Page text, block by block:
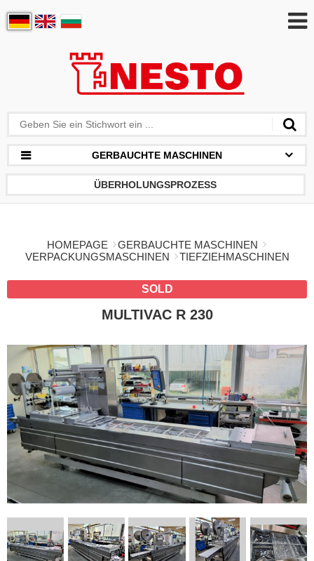
GERBAUCHTE MASCHINEN
ÜBERHOLUNGSPROZESS
HOMEPAGE
GERBAUCHTE MASCHINEN
VERPACKUNGSMASCHINEN
TIEFZIEHMASCHINEN
SOLD
MULTIVAC R 230